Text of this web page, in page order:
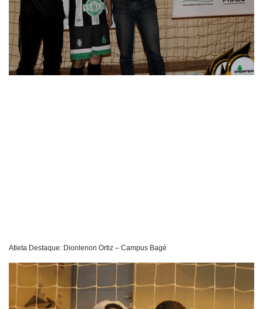
Atleta Destaque: Dionlenon Ortiz – Campus Bagé